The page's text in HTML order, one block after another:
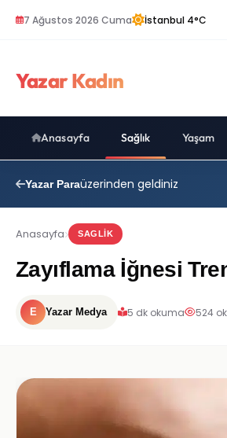
7 Ağustos 2026 Cuma İstanbul 4°C
Yazar Kadın
Anasayfa Sağlık Yaşam
Yazar Paraüzerinden geldiniz
Anasayfa SAGLIK
Zayıflama İğnesi
E Yazar Medya 5 dk okuma 524